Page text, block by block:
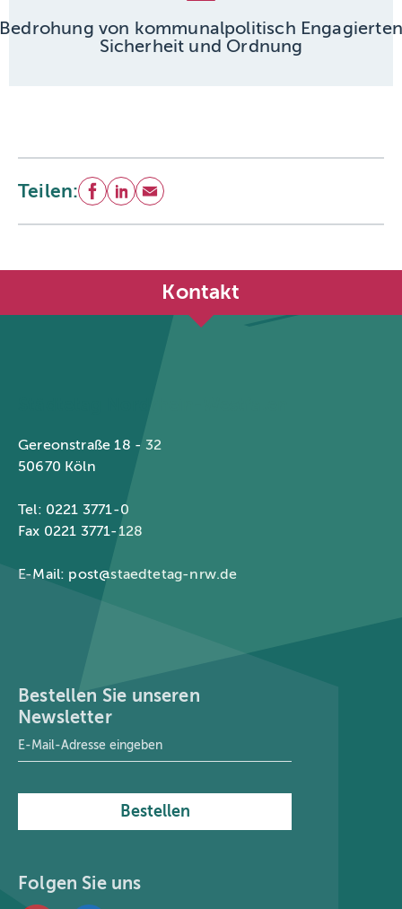
Bedrohung von kommunalpolitisch Engagierten
Sicherheit und Ordnung
Teilen: Facebook
LinkedIn
E-Mail
Kontakt
Gereonstraße 18 - 32
50670 Köln
Tel: 0221 3771-0
Fax 0221 3771-128
E-Mail: post@staedtetag-nrw.de
Bestellen Sie unseren
Newsletter
E-Mail-Adresse
Bestellen
Folgen Sie uns